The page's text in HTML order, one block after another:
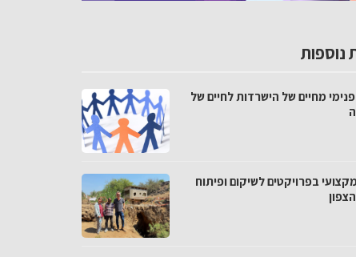
נוספות
מחיים של הישרדות לחיים של
בפרויקטים לשיקום ופיתוח